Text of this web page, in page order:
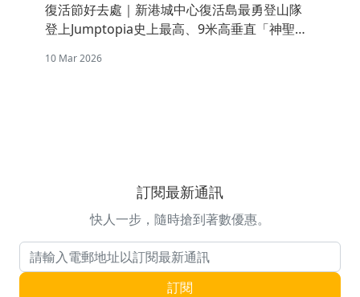
復活節好去處｜新港城中心復活島最勇登山隊
登上Jumptopia史上最高、9米高垂直「神聖大
10 Mar 2026
訂閱最新通訊
快人一步，隨時搶到著數優惠。
電郵地址 訂閱